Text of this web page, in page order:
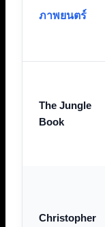
ภาพยนตร์
The Jungle
Book
Christopher